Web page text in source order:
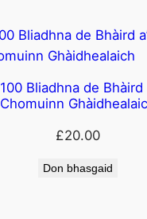
100 Bliadhna de Bhàird
Chomuinn
£20.00
Don bhasgaid